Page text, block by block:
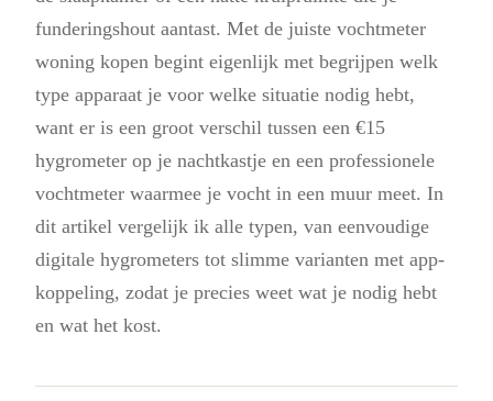
funderingshout aantast. Met de juiste vochtmeter
woning kopen begint eigenlijk met begrijpen welk
type apparaat je voor welke situatie nodig hebt,
want er is een groot verschil tussen een €15
hygrometer op je nachtkastje en een professionele
vochtmeter waarmee je vocht in een muur meet. In
dit artikel vergelijk ik alle typen, van eenvoudige
digitale hygrometers tot slimme varianten met app-
koppeling, zodat je precies weet wat je nodig hebt
en wat het kost.